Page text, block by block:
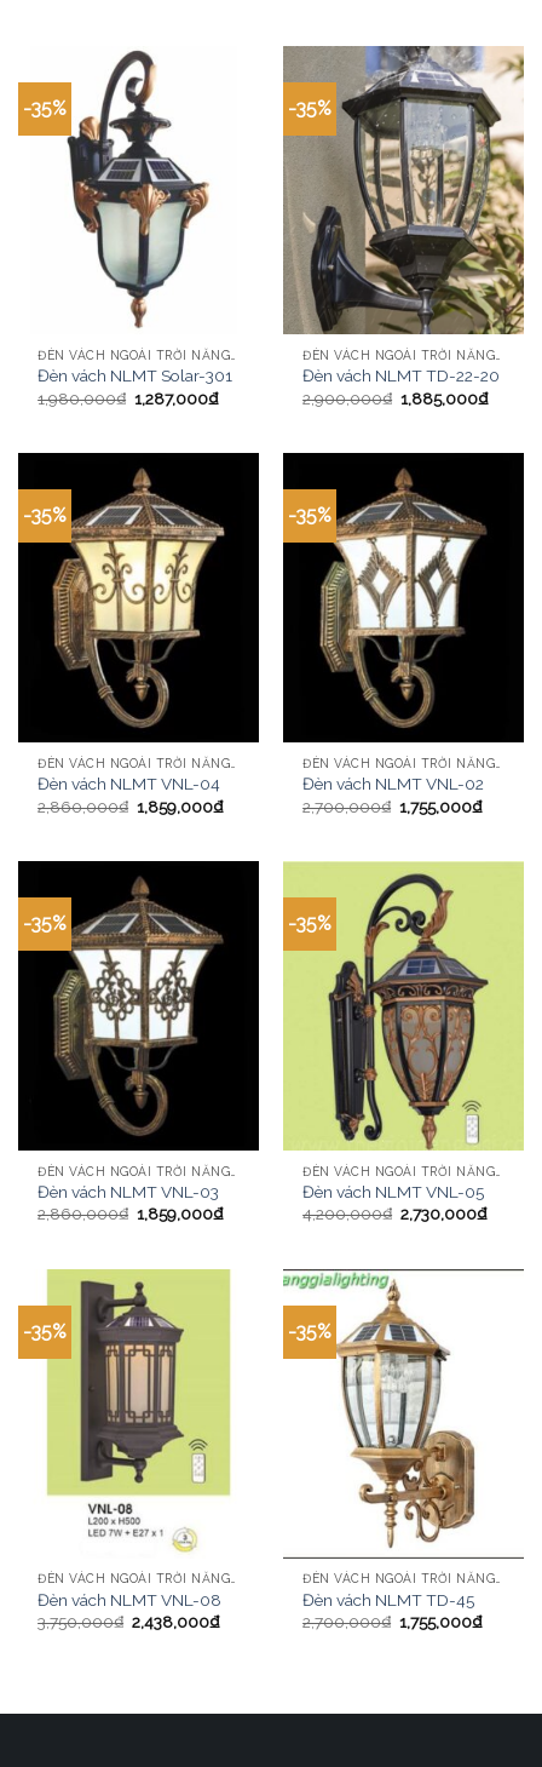
-35%
Đèn vách NLMT Solar-301
1,980,000₫ 1,287,000₫
-35%
Đèn vách NLMT TD-22-20
2,900,000₫ 1,885,000₫
-35%
Đèn vách NLMT VNL-04
2,860,000₫ 1,859,000₫
-35%
Đèn vách NLMT VNL-02
2,700,000₫ 1,755,000₫
-35%
Đèn vách NLMT VNL-03
2,860,000₫ 1,859,000₫
-35%
Đèn vách NLMT VNL-05
4,200,000₫ 2,730,000₫
-35%
ĐÈN VÁCH NGOÀI TRỜI NĂNG LƯỢNG MẶT TRỜI
Đèn vách NLMT VNL-08
3,750,000₫ 2,438,000₫
-35%
ĐÈN VÁCH NGOÀI TRỜI NĂNG LƯỢNG MẶT TRỜI
Đèn vách NLMT TD-45
2,700,000₫ 1,755,000₫